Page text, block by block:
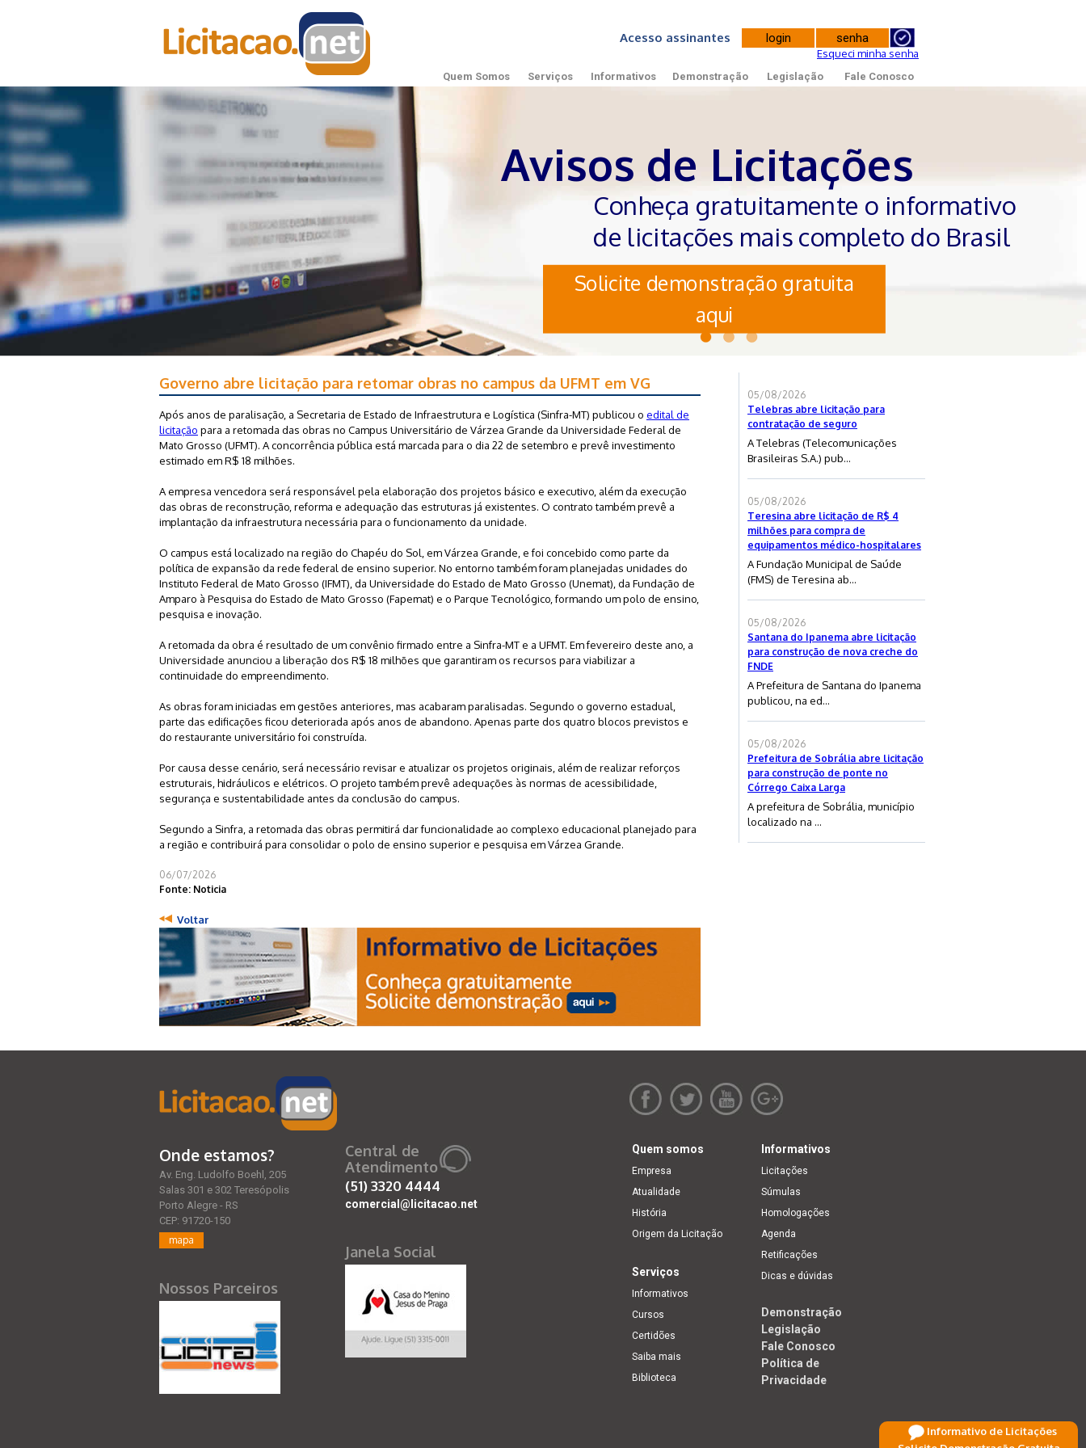
Acesso assinantes
Esqueci minha senha
Quem Somos Serviços Informativos Demonstração Legislação Fale Conosco
Avisos de Licitações
Conheça gratuitamente o informativo
de licitações mais completo do Brasil
Solicite demonstração gratuita
aqui
Governo abre licitação para retomar obras no campus da UFMT em VG
Após anos de paralisação, a Secretaria de Estado de Infraestrutura e Logística (Sinfra-MT) publicou o edital de
licitação para a retomada das obras no Campus Universitário de Várzea Grande da Universidade Federal de
Mato Grosso (UFMT). A concorrência pública está marcada para o dia 22 de setembro e prevê investimento
estimado em R$ 18 milhões.
A empresa vencedora será responsável pela elaboração dos projetos básico e executivo, além da execução
das obras de reconstrução, reforma e adequação das estruturas já existentes. O contrato também prevê a
implantação da infraestrutura necessária para o funcionamento da unidade.
O campus está localizado na região do Chapéu do Sol, em Várzea Grande, e foi concebido como parte da
política de expansão da rede federal de ensino superior. No entorno também foram planejadas unidades do
Instituto Federal de Mato Grosso (IFMT), da Universidade do Estado de Mato Grosso (Unemat), da Fundação de
Amparo à Pesquisa do Estado de Mato Grosso (Fapemat) e o Parque Tecnológico, formando um polo de ensino,
pesquisa e inovação.
A retomada da obra é resultado de um convênio firmado entre a Sinfra-MT e a UFMT. Em fevereiro deste ano, a
Universidade anunciou a liberação dos R$ 18 milhões que garantiram os recursos para viabilizar a
continuidade do empreendimento.
As obras foram iniciadas em gestões anteriores, mas acabaram paralisadas. Segundo o governo estadual,
parte das edificações ficou deteriorada após anos de abandono. Apenas parte dos quatro blocos previstos e
do restaurante universitário foi construída.
Por causa desse cenário, será necessário revisar e atualizar os projetos originais, além de realizar reforços
estruturais, hidráulicos e elétricos. O projeto também prevê adequações às normas de acessibilidade,
segurança e sustentabilidade antes da conclusão do campus.
Segundo a Sinfra, a retomada das obras permitirá dar funcionalidade ao complexo educacional planejado para
a região e contribuirá para consolidar o polo de ensino superior e pesquisa em Várzea Grande.
06/07/2026
Fonte: Noticia
Voltar
05/08/2026
Telebras abre licitação para
contratação de seguro
A Telebras (Telecomunicações
Brasileiras S.A.) pub...
05/08/2026
Teresina abre licitação de R$ 4
milhões para compra de
equipamentos médico-hospitalares
A Fundação Municipal de Saúde
(FMS) de Teresina ab...
05/08/2026
Santana do Ipanema abre licitação
para construção de nova creche do
FNDE
A Prefeitura de Santana do Ipanema
publicou, na ed...
05/08/2026
Prefeitura de Sobrália abre licitação
para construção de ponte no
Córrego Caixa Larga
A prefeitura de Sobrália, município
localizado na ...
Informativo de Licitações
Onde estamos?
Av. Eng. Ludolfo Boehl, 205
Salas 301 e 302 Teresópolis
Porto Alegre - RS
CEP: 91720-150
mapa
Nossos Parceiros
Central de
Atendimento
(51)3320 4444
comercial@licitacao.net
Janela Social
Quem somos
Empresa
Atualidade
História
Origem da Licitação
Informativos
Licitações
Súmulas
Homologações
Agenda
Retificações
Dicas e dúvidas
Serviços
Informativos
Cursos
Certidões
Saiba mais
Biblioteca
Demonstração
Legislação
Fale Conosco
Política de
Privacidade